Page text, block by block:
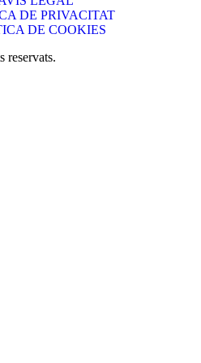
DE PRIVACITAT
DE COOKIES
reservats.